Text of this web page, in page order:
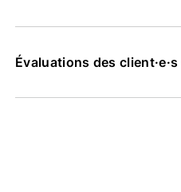
Évaluations des client·e·s